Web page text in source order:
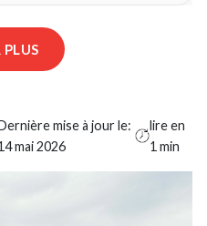
mise à jour le:
mai 2026
lire en
1 min